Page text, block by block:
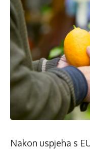
Nakon uspjeha s